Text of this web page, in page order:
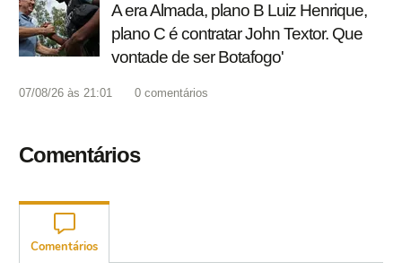
A era Almada, plano B Luiz Henrique,
plano C é contratar John Textor. Que
vontade de ser Botafogo'
07/08/26 às 21:01 0 comentários
Comentários